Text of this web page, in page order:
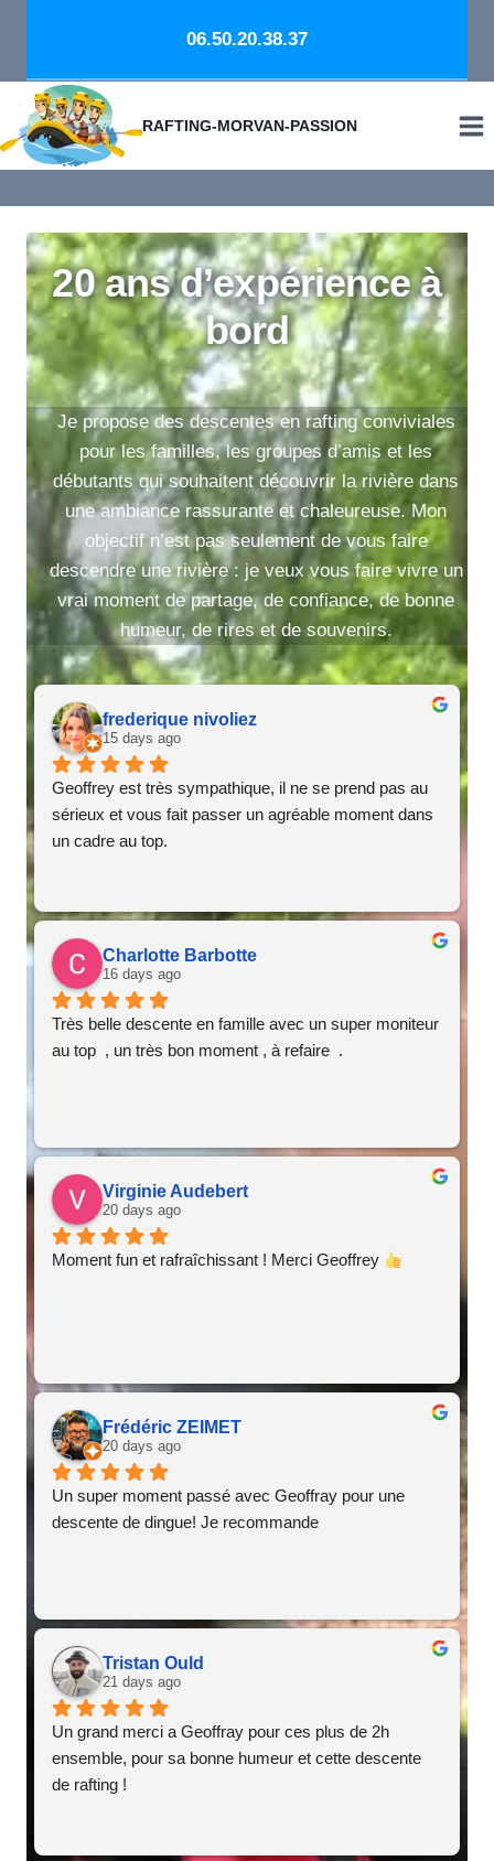
contenu
06.50.20.38.37
RAFTING-MORVAN-PASSION
20 ans d’expérience à
bord
Je propose des descentes en rafting conviviales
pour les familles, les groupes d’amis et les
débutants qui souhaitent découvrir la rivière dans
une ambiance rassurante et chaleureuse. Mon
objectif n’est pas seulement de vous faire
descendre une rivière : je veux vous faire vivre un
vrai moment de partage, de confiance, de bonne
humeur, de rires et de souvenirs.
frederique nivoliez
15 days ago
Geoffrey est très sympathique, il ne se prend pas au
sérieux et vous fait passer un agréable moment dans
un cadre au top.
Charlotte Barbotte
16 days ago
Très belle descente en famille avec un super moniteur
au top  , un très bon moment , à refaire  .
Virginie Audebert
20 days ago
Moment fun et rafraîchissant ! Merci Geoffrey
Frédéric ZEIMET
20 days ago
Un super moment passé avec Geoffray pour une
descente de dingue! Je recommande
Tristan Ould
21 days ago
Un grand merci a Geoffray pour ces plus de 2h
ensemble, pour sa bonne humeur et cette descente
de rafting !